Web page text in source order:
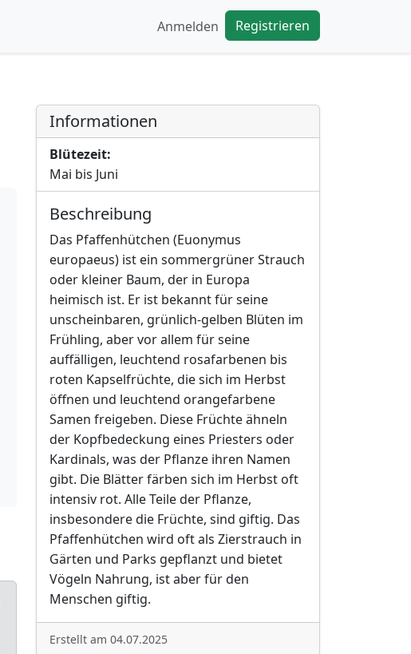
Anmelden Registrieren
Informationen
Blütezeit:
Mai bis Juni
Beschreibung
Das Pfaffenhütchen (Euonymus
europaeus) ist ein sommergrüner Strauch
oder kleiner Baum, der in Europa
heimisch ist. Er ist bekannt für seine
unscheinbaren, grünlich-gelben Blüten im
Frühling, aber vor allem für seine
auffälligen, leuchtend rosafarbenen bis
roten Kapselfrüchte, die sich im Herbst
öffnen und leuchtend orangefarbene
Samen freigeben. Diese Früchte ähneln
der Kopfbedeckung eines Priesters oder
Kardinals, was der Pflanze ihren Namen
gibt. Die Blätter färben sich im Herbst oft
intensiv rot. Alle Teile der Pflanze,
insbesondere die Früchte, sind giftig. Das
Pfaffenhütchen wird oft als Zierstrauch in
Gärten und Parks gepflanzt und bietet
Vögeln Nahrung, ist aber für den
Menschen giftig.
Erstellt am 04.07.2025